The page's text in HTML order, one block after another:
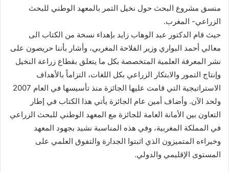
منسق مشروع البحث حول نخيل التمر بالمعهد الوطني للبحث
الزراعي- المغرب.
حيث قام الدكتور عبد الوهاب زايد بإهداء نسخة من الكتاب الى
معالي أحمد البواري وزير الفلاحة المغربي، وأشار بأننا حريصون على
نشر المعرفة العلمية المتخصصة بكل ما يتعلق بقطاع زراعة النخيل
وإنتاج التمور والابتكار الزراعي بكل اللغات، التزاماً بالأهداف
الاستراتيجية التي قامت عليها الجائزة منذ تأسيسها في العام 2007
ولحد الآن. وأضاف أمين عام الجائزة يأتي هذا الكتاب في إطار
التعاون بين الأمانة العامة للجائزة مع المعهد الوطني للبحث الزراعي
في المملكة المغربية، وفي هذه المناسبة نشيد بجهود المعهد
وخبراءه المتميزون الذي اثبتوا الجدارة والتفوق العلمي على
المستوى الإقليمي والدولي.